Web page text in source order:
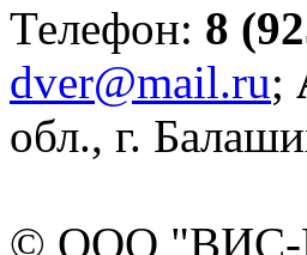
Телефон: 8
dver@mail.ru;
обл., г.
© ООО "ВИС-